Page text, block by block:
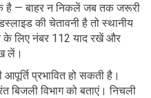
है — बाहर न निकलें जब तक जरूरी
की चेतावनी है तो स्थानीय
के लिए नंबर 112 याद रखें और
लें।
प्रभावित हो सकती है।
बिजली विभाग को बताएं। निचली